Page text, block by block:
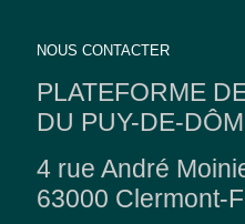
NOUS CONTACTER
PLATEFORME
DU PUY-DE-
4 rue André
63000 Clermont-